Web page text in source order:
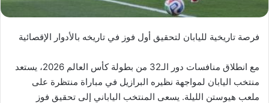
فرصة تاريخية لليابان لتحقيق أول فوز في تاريخه بالأدوار الإقصائية
مع انطلاق منافسات دور الـ32 من بطولة كأس العالم 2026، يستعد
منتخب اليابان لمواجهة نظيره البرازيل في مباراة منتظرة على
ملعب هيوستن الليلة. يسعى المنتخب الياباني إلى تحقيق فوز